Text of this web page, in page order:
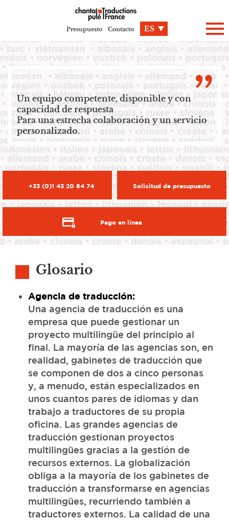
Panel de gestión de cookies
Presupuesto Contacto ES
Un equipo competente, disponible y con
capacidad de respuesta
Para una estrecha colaboración y un servicio
personalizado.
+33 (0)1 43 20 84 74 Solicitud de presupuesto
Pago en línea
Glosario
Agencia de traducción:
Una agencia de traducción es una
empresa que puede gestionar un
proyecto multilingüe del principio al
final. La mayoría de las agencias son, en
realidad, gabinetes de traducción que
se componen de dos a cinco personas
y, a menudo, están especializados en
unos cuantos pares de idiomas y dan
trabajo a traductores de su propia
oficina. Las grandes agencias de
traducción gestionan proyectos
multilingües gracias a la gestión de
recursos externos. La globalización
obliga a la mayoría de los gabinetes de
traducción a transformarse en agencias
multilingües, recurriendo también a
traductores externos. La calidad de una